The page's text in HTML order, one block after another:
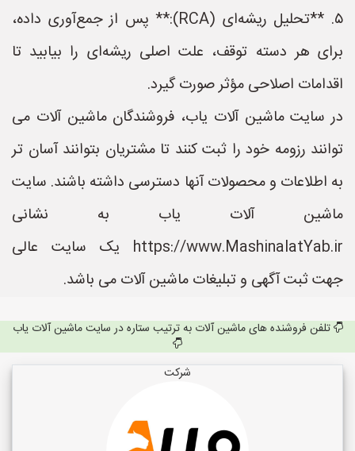
۵. **تحلیل ریشه‌ای (RCA):** پس از جمع‌آوری داده،
برای هر دسته توقف، علت اصلی ریشه‌ای را بیابید تا
اقدامات اصلاحی مؤثر صورت گیرد.
در سایت ماشین آلات یاب، فروشندگان ماشین آلات می
توانند رزومه خود را ثبت کنند تا مشتریان بتوانند آسان تر
به اطلاعات و محصولات آنها دسترسی داشته باشند. سایت
ماشین آلات یاب به نشانی
https://www.MashinalatYab.ir یک سایت عالی
جهت ثبت آگهی و تبلیغات ماشین آلات می باشد.
تلفن فروشنده های ماشین آلات به ترتیب ستاره در سایت ماشین آلات یاب
شرکت